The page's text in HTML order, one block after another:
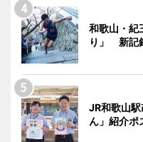
和歌山・紀
り」 新記
JR和歌山
ん」紹介ポ